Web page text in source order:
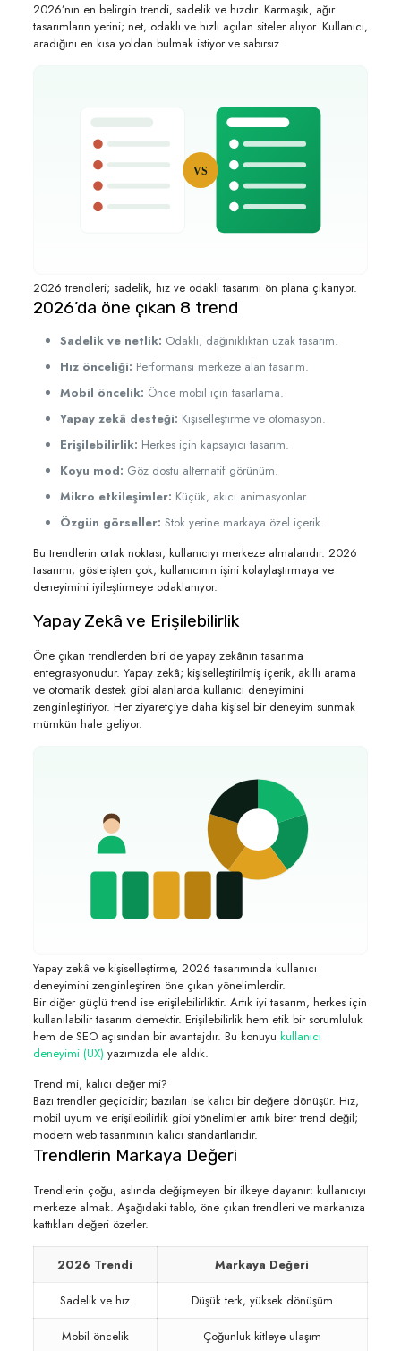
2026’nın en belirgin trendi, sadelik ve hızdır. Karmaşık, ağır
tasarımların yerini; net, odaklı ve hızlı açılan siteler alıyor. Kullanıcı,
aradığını en kısa yoldan bulmak istiyor ve sabırsız.
VS
2026 trendleri; sadelik, hız ve odaklı tasarımı ön plana çıkarıyor.
2026’da öne çıkan 8 trend
Sadelik ve netlik: Odaklı, dağınıklıktan uzak tasarım.
Hız önceliği: Performansı merkeze alan tasarım.
Mobil öncelik: Önce mobil için tasarlama.
Yapay zekâ desteği: Kişiselleştirme ve otomasyon.
Erişilebilirlik: Herkes için kapsayıcı tasarım.
Koyu mod: Göz dostu alternatif görünüm.
Mikro etkileşimler: Küçük, akıcı animasyonlar.
Özgün görseller: Stok yerine markaya özel içerik.
Bu trendlerin ortak noktası, kullanıcıyı merkeze almalarıdır. 2026
tasarımı; gösterişten çok, kullanıcının işini kolaylaştırmaya ve
deneyimini iyileştirmeye odaklanıyor.
Yapay Zekâ ve Erişilebilirlik
Öne çıkan trendlerden biri de yapay zekânın tasarıma
entegrasyonudur. Yapay zekâ; kişiselleştirilmiş içerik, akıllı arama
ve otomatik destek gibi alanlarda kullanıcı deneyimini
zenginleştiriyor. Her ziyaretçiye daha kişisel bir deneyim sunmak
mümkün hale geliyor.
Yapay zekâ ve kişiselleştirme, 2026 tasarımında kullanıcı
deneyimini zenginleştiren öne çıkan yönelimlerdir.
Bir diğer güçlü trend ise erişilebilirliktir. Artık iyi tasarım, herkes için
kullanılabilir tasarım demektir. Erişilebilirlik hem etik bir sorumluluk
hem de SEO açısından bir avantajdır. Bu konuyu kullanıcı
deneyimi (UX) yazımızda ele aldık.
Trend mi, kalıcı değer mi?
Bazı trendler geçicidir; bazıları ise kalıcı bir değere dönüşür. Hız,
mobil uyum ve erişilebilirlik gibi yönelimler artık birer trend değil;
modern web tasarımının kalıcı standartlarıdır.
Trendlerin Markaya Değeri
Trendlerin çoğu, aslında değişmeyen bir ilkeye dayanır: kullanıcıyı
merkeze almak. Aşağıdaki tablo, öne çıkan trendleri ve markanıza
kattıkları değeri özetler.
2026 Trendi Markaya Değeri
Sadelik ve hız Düşük terk, yüksek dönüşüm
Mobil öncelik Çoğunluk kitleye ulaşım